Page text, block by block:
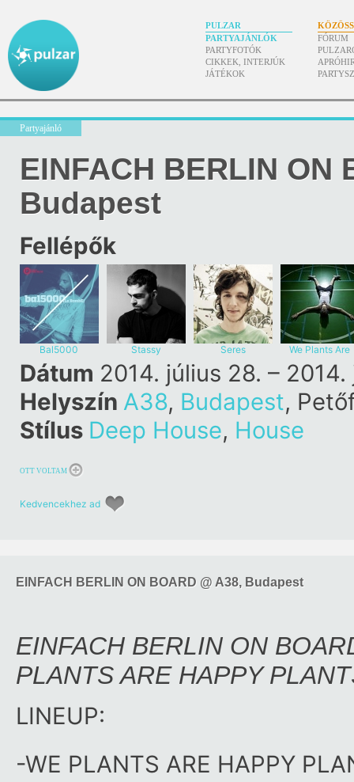
PULZAR
PARTYAJÁNLÓK
PARTYFOTÓK
CIKKEK, INTERJÚK
JÁTÉKOK
FÓRUM
Partyajánló
EINFACH BERLIN ON
Budapest
Fellépők
Bal5000 Stassy Seres
We Plants Are
Happy Plants
Dátum 2014. július 28. –
Helyszín A38, Budapest,
Stílus Deep House, House
OTT VOLTAM
Kedvencekhez ad
EINFACH BERLIN ON BOARD @ A38, Budapest
EINFACH BERLIN ON
PLANTS ARE HAPPY
LINEUP:
-WE PLANTS ARE HAPPY